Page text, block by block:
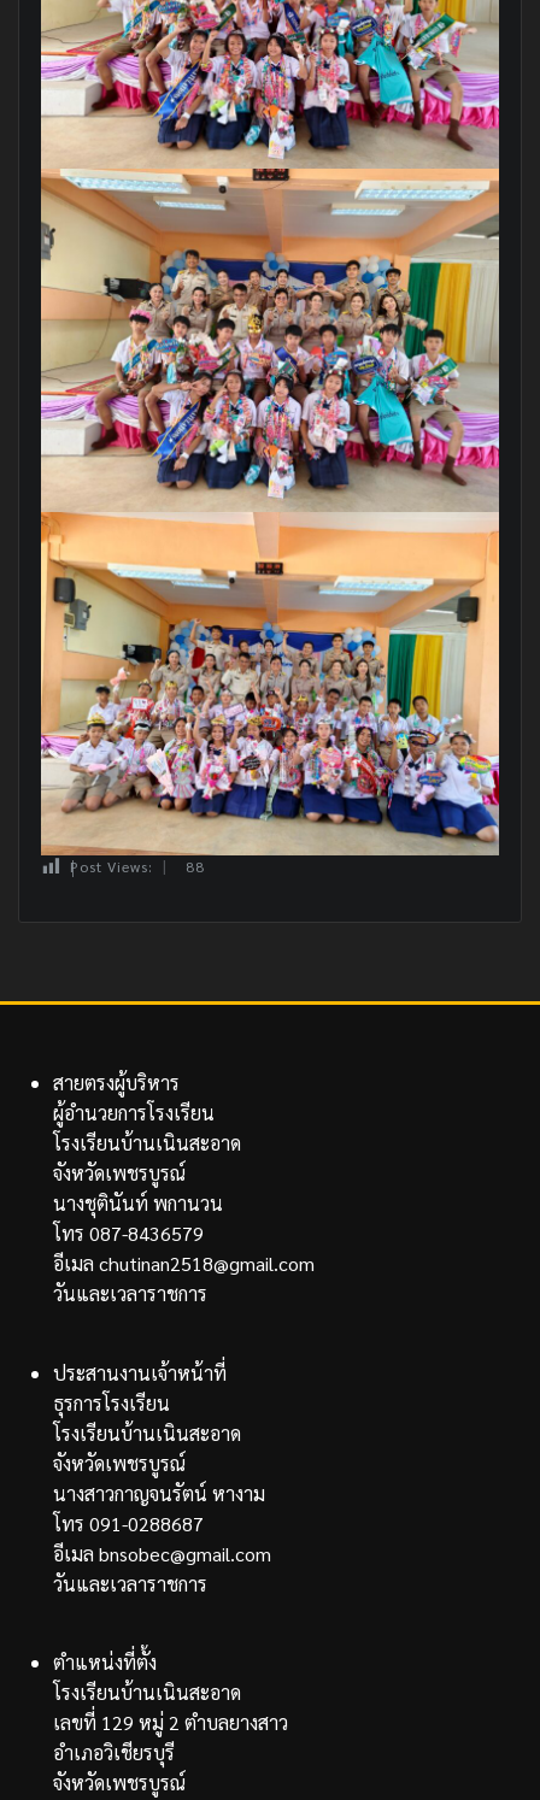
Post Views: 88
สายตรงผู้บริหาร
ผู้อำนวยการโรงเรียน
โรงเรียนบ้านเนินสะอาด
จังหวัดเพชรบูรณ์
นางชุตินันท์ พกานวน
โทร 087-8436579
อีเมล chutinan2518@gmail.com
วันและเวลาราชการ
ประสานงานเจ้าหน้าที่
ธุรการโรงเรียน
โรงเรียนบ้านเนินสะอาด
จังหวัดเพชรบูรณ์
นางสาวกาญจนรัตน์ หางาม
โทร 091-0288687
อีเมล bnsobec@gmail.com
วันและเวลาราชการ
ตำแหน่งที่ตั้ง
โรงเรียนบ้านเนินสะอาด
เลขที่ 129 หมู่ 2 ตำบลยางสาว
อำเภอวิเชียรบุรี
จังหวัดเพชรบูรณ์